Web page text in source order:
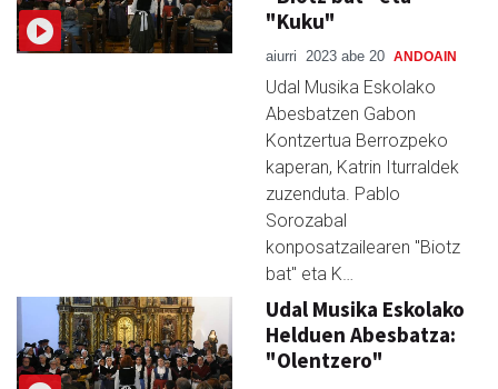
"Kuku"
aiurri 2023 abe 20 ANDOAIN
Udal Musika Eskolako
Abesbatzen Gabon
Kontzertua Berrozpeko
kaperan, Katrin Iturraldek
zuzenduta. Pablo
Sorozabal
konposatzailearen "Biotz
bat" eta K…
Udal Musika Eskolako
Helduen Abesbatza:
"Olentzero"